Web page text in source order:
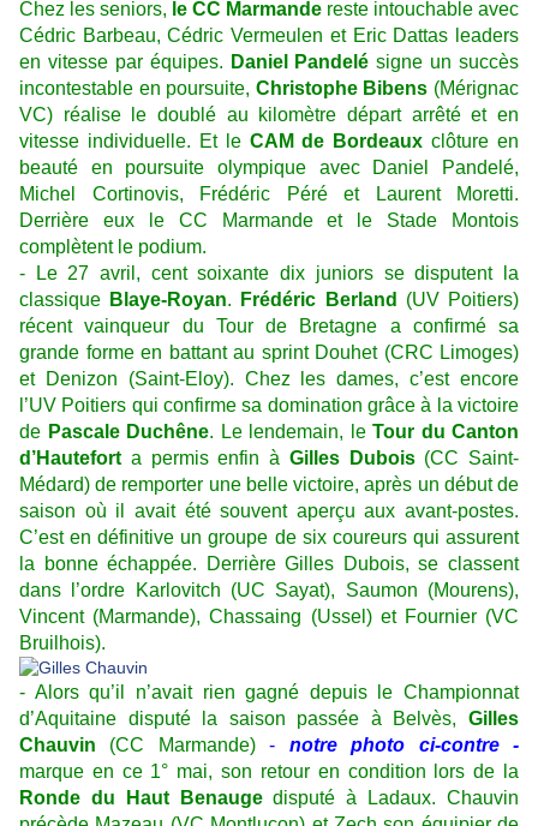
Chez les seniors, le CC Marmande reste intouchable avec
Cédric Barbeau, Cédric Vermeulen et Eric Dattas leaders
en vitesse par équipes. Daniel Pandelé signe un succès
incontestable en poursuite, Christophe Bibens (Mérignac
VC) réalise le doublé au kilomètre départ arrêté et en
vitesse individuelle. Et le CAM de Bordeaux clôture en
beauté en poursuite olympique avec Daniel Pandelé,
Michel Cortinovis, Frédéric Péré et Laurent Moretti.
Derrière eux le CC Marmande et le Stade Montois
complètent le podium.
- Le 27 avril, cent soixante dix juniors se disputent la
classique Blaye-Royan. Frédéric Berland
(UV Poitiers)
récent vainqueur du Tour de Bretagne a confirmé sa
grande forme en battant au sprint Douhet (CRC Limoges)
et Denizon (Saint-Eloy). Chez les dames, c’est encore
l’UV Poitiers qui confirme sa domination grâce à la victoire
de Pascale Duchêne. Le lendemain, le Tour du Canton
d’Hautefort a permis enfin à Gilles Dubois(CC Saint-
Médard) de remporter une belle victoire, après un début de
saison où il avait été souvent aperçu aux avant-postes.
C’est en définitive un groupe de six coureurs qui assurent
la bonne échappée. Derrière Gilles Dubois, se classent
dans l’ordre Karlovitch (UC Sayat), Saumon (Mourens),
Vincent (Marmande), Chassaing (Ussel) et Fournier (VC
Bruilhois).
- Alors qu’il n’avait rien gagné depuis le Championnat
d’Aquitaine disputé la saison passée à Belvès, Gilles
Chauvin (CC Marmande)- notre photo ci-contre -
marque en ce 1° mai, son retour en condition lors de la
Ronde du Haut Benaugedisputé à Ladaux. Chauvin